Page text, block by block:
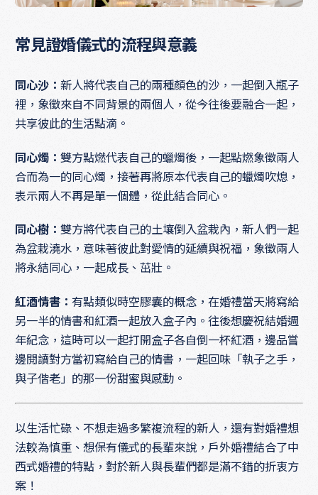
常見證婚儀式的流程與意義
同心沙：新人將代表自己的兩種顏色的沙，一起倒入瓶子
裡，象徵來自不同背景的兩個人，從今往後要融合一起，
共享彼此的生活點滴。
同心燭：雙方點燃代表自己的蠟燭後，一起點燃象徵兩人
合而為一的同心燭，接著再將原本代表自己的蠟燭吹熄，
表示兩人不再是單一個體，從此結合同心。
同心樹：雙方將代表自己的土壤倒入盆栽內，新人們一起
為盆栽澆水，意味著彼此對愛情的延續與祝福，象徵兩人
將永結同心，一起成長、茁壯。
紅酒情書： 有點類似時空膠囊的概念，在婚禮當天將寫給
另一半的情書和紅酒一起放入盒子內。往後想慶祝結婚週
年紀念，這時可以一起打開盒子各自倒一杯紅酒，邊品嘗
邊閱讀對方當初寫給自己的情書，一起回味「執子之手，
與子偕老」的那一份甜蜜與感動。
以生活忙碌、不想走過多繁複流程的新人，還有對婚禮想
法較為慎重、想保有儀式的長輩來說，戶外婚禮結合了中
西式婚禮的特點，對於新人與長輩們都是滿不錯的折衷方
案！